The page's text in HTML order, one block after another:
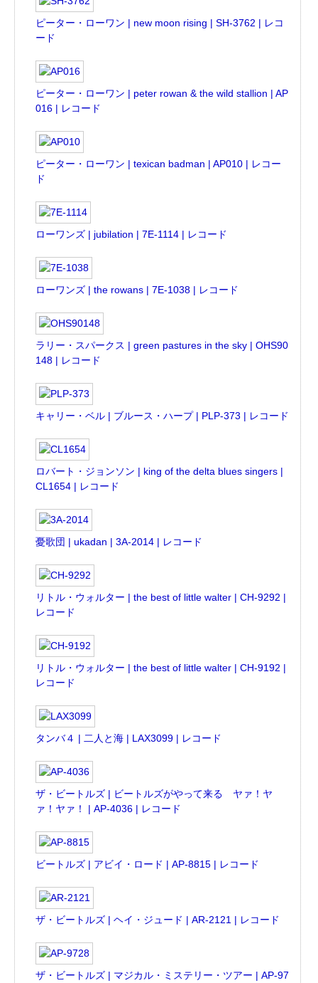
ピーター・ローワン | new moon rising | SH-3762 | レコ
ード
ピーター・ローワン | peter rowan & the wild stallion | AP
016 | レコード
ピーター・ローワン | texican badman | AP010 | レコー
ド
ローワンズ | jubilation | 7E-1114 | レコード
ローワンズ | the rowans | 7E-1038 | レコード
ラリー・スパークス | green pastures in the sky | OHS90
148 | レコード
キャリー・ベル | ブルース・ハープ | PLP-373 | レコード
ロバート・ジョンソン | king of the delta blues singers |
CL1654 | レコード
憂歌団 | ukadan | 3A-2014 | レコード
リトル・ウォルター | the best of little walter | CH-9292 |
レコード
リトル・ウォルター | the best of little walter | CH-9192 |
レコード
タンバ４ | 二人と海 | LAX3099 | レコード
ザ・ビートルズ | ビートルズがやって来る ヤァ！ヤ
ァ！ヤァ！ | AP-4036 | レコード
ビートルズ | アビイ・ロード | AP-8815 | レコード
ザ・ビートルズ | ヘイ・ジュード | AR-2121 | レコード
ザ・ビートルズ | マジカル・ミステリー・ツアー | AP-97